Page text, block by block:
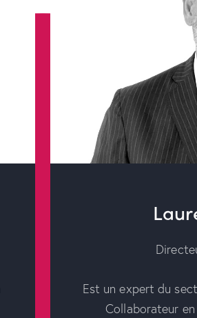
Est un expert du
Collaborateur